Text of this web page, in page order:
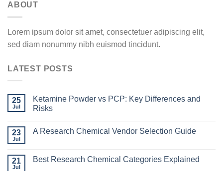
ABOUT
Lorem ipsum dolor sit amet, consectetuer adipiscing elit,
sed diam nonummy nibh euismod tincidunt.
LATEST POSTS
25
Jul
Ketamine Powder vs PCP: Key Differences and
Risks
23
Jul
A Research Chemical Vendor Selection Guide
21
Jul
Best Research Chemical Categories Explained